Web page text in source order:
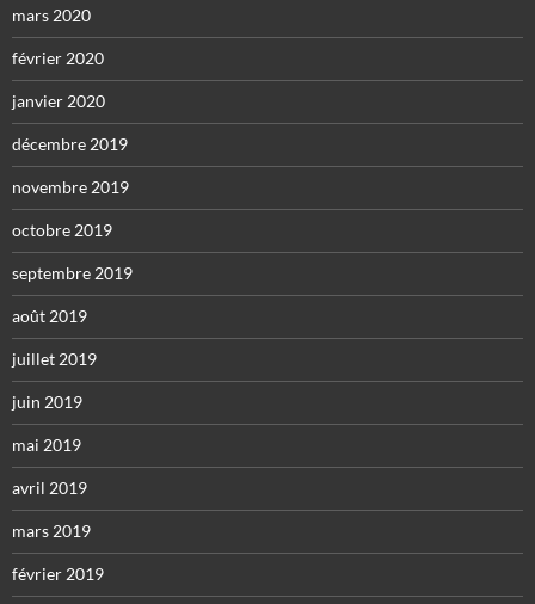
mars 2020
février 2020
janvier 2020
décembre 2019
novembre 2019
octobre 2019
septembre 2019
août 2019
juillet 2019
juin 2019
mai 2019
avril 2019
mars 2019
février 2019